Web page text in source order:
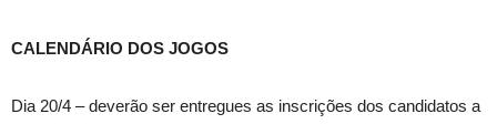
CALENDÁRIO DOS JOGOS
Dia 20/4 – deverão ser entregues as inscrições dos candidatos a